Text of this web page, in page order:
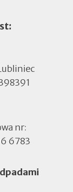
nr:
6783